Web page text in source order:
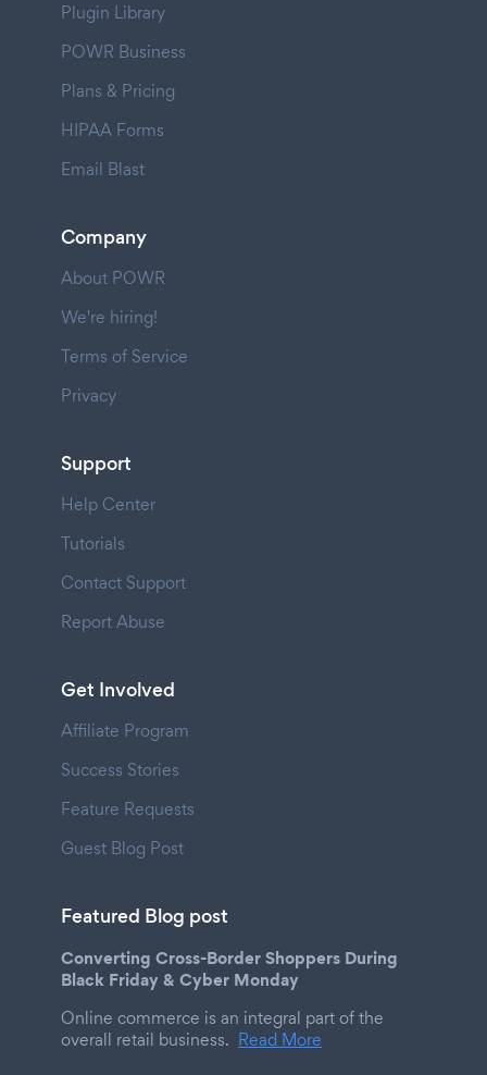
Plugin Library
POWR Business
Plans & Pricing
HIPAA Forms
Email Blast
Company
About POWR
We're hiring!
Terms of Service
Privacy
Support
Help Center
Tutorials
Contact Support
Report Abuse
Get Involved
Affiliate Program
Success Stories
Feature Requests
Guest Blog Post
Featured Blog post
Converting Cross-Border Shoppers During
Black Friday & Cyber Monday
Online commerce is an integral part of the
overall retail business. Read More